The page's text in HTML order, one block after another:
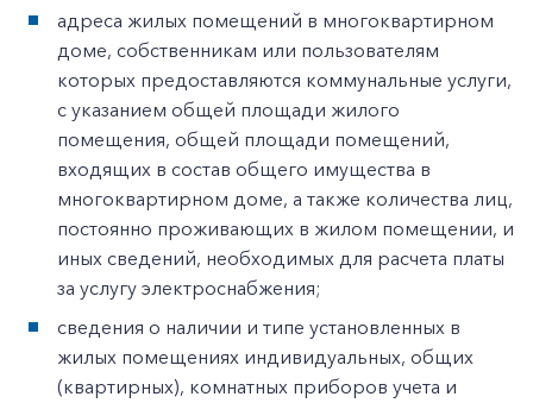
адреса жилых помещений в многоквартирном
доме, собственникам или пользователям
которых предоставляются коммунальные услуги,
с указанием общей площади жилого
помещения, общей площади помещений,
входящих в состав общего имущества в
многоквартирном доме, а также количества лиц,
постоянно проживающих в жилом помещении, и
иных сведений, необходимых для расчета платы
за услугу электроснабжения;
сведения о наличии и типе установленных в
жилых помещениях индивидуальных, общих
(квартирных), комнатных приборов учета и